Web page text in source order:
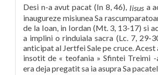
Desi n-a avut pacat (In 8, 46), Iisus a
inaugureze misiunea Sa
de la Ioan, in Iordan (Mt. 3, 13-17) si
a implini o rinduiala sacra (Lc. 7, 29-
anticipat al Jertfei Sale pe cruce.
insotit de « teofania » Sfintei Treimi -
era deja pregatit sa ia asupra Sa